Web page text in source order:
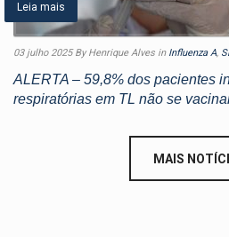
Leia mais
03 julho 2025 By Henrique Alves in Influenza A,
ALERTA – 59,8% dos pacientes
respiratórias em TL não se
MAIS